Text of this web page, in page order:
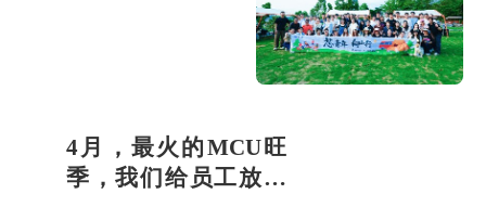
4月，最火的MCU旺
季，我们给员工放了